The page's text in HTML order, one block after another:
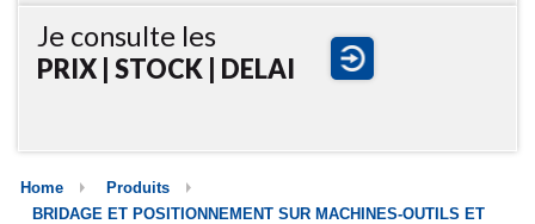
Je consulte les
PRIX | STOCK | DELAI
Home
Produits
BRIDAGE ET POSITIONNEMENT SUR MACHINES-OUTILS ET